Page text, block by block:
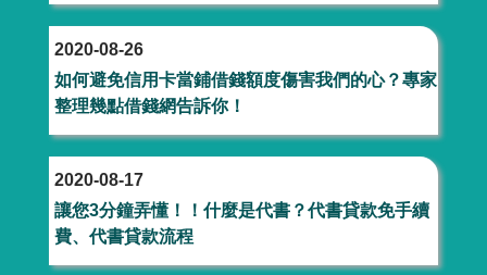
2020-08-26
如何避免信用卡當鋪借錢額度傷害我們的心？專家
整理幾點借錢網告訴你！
2020-08-17
讓您3分鐘弄懂！！什麼是代書？代書貸款免手續
費、代書貸款流程